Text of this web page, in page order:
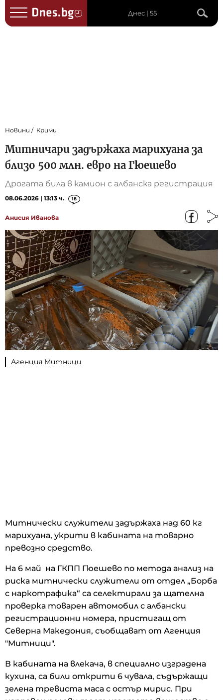
Днес | 55
Новини Крими
Митничари задържаха марихуана за
близо 500 млн. евро на Гюешево
Дрогата била в камион с албанска регистрация
08.06.2026 | 13:13 ч. 18
Анисия Иванова
Агенция Митници
Митнически служители задържаха над 60 кг
марихуана, укрити в кабината на товарно
превозно средство.
На 6 май на ГКПП Гюешево по метода анализ на
риска митнически служители от отдел „Борба
с наркотрафика“ са селектирали за щателна
проверка товарен автомобил с албански
регистрационни номера, пристигащ от
Северна Македония, съобщават от Агенция
"Митници".
В кабината на влекача, в специално изградена
кухина, са били открити 6 чувала, съдържащи
зелена тревиста маса с остър мирис. При